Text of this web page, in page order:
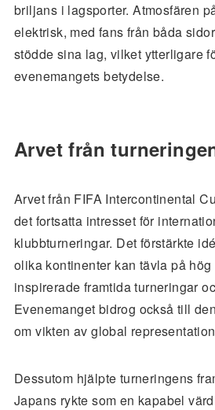
briljans i lagsporter. Atmosfären
elektrisk, med fans från båda
stödde sina lag, vilket ytterligare
evenemangets betydelse.
Arvet från
Arvet från FIFA Intercontinental
det fortsatta intresset för
klubbturneringar. Det förstärkte
olika kontinenter kan tävla på
inspirerade framtida turneringar
Evenemanget bidrog också till
om vikten av global
Dessutom hjälpte turneringens
Japans rykte som en kapabel